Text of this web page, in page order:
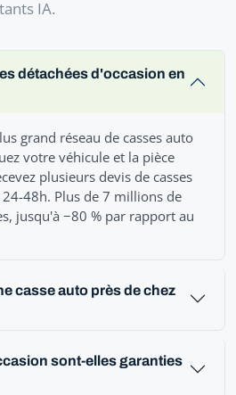
IA.
détachées d'occasion en
grand réseau de casses auto
votre véhicule et la pièce
plusieurs devis de casses
48h. Plus de 7 millions de
jusqu'à −80 % par rapport au
casse auto près de chez
sont-elles garanties